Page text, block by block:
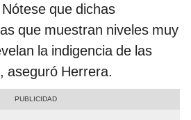
que dichas
que muestran niveles muy
la indigencia de las
aseguró Herrera.